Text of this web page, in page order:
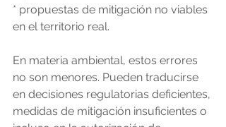
* propuestas de mitigación no viables
en el territorio real.
En materia ambiental, estos errores
no son menores. Pueden traducirse
en decisiones regulatorias deficientes,
medidas de mitigación insuficientes o